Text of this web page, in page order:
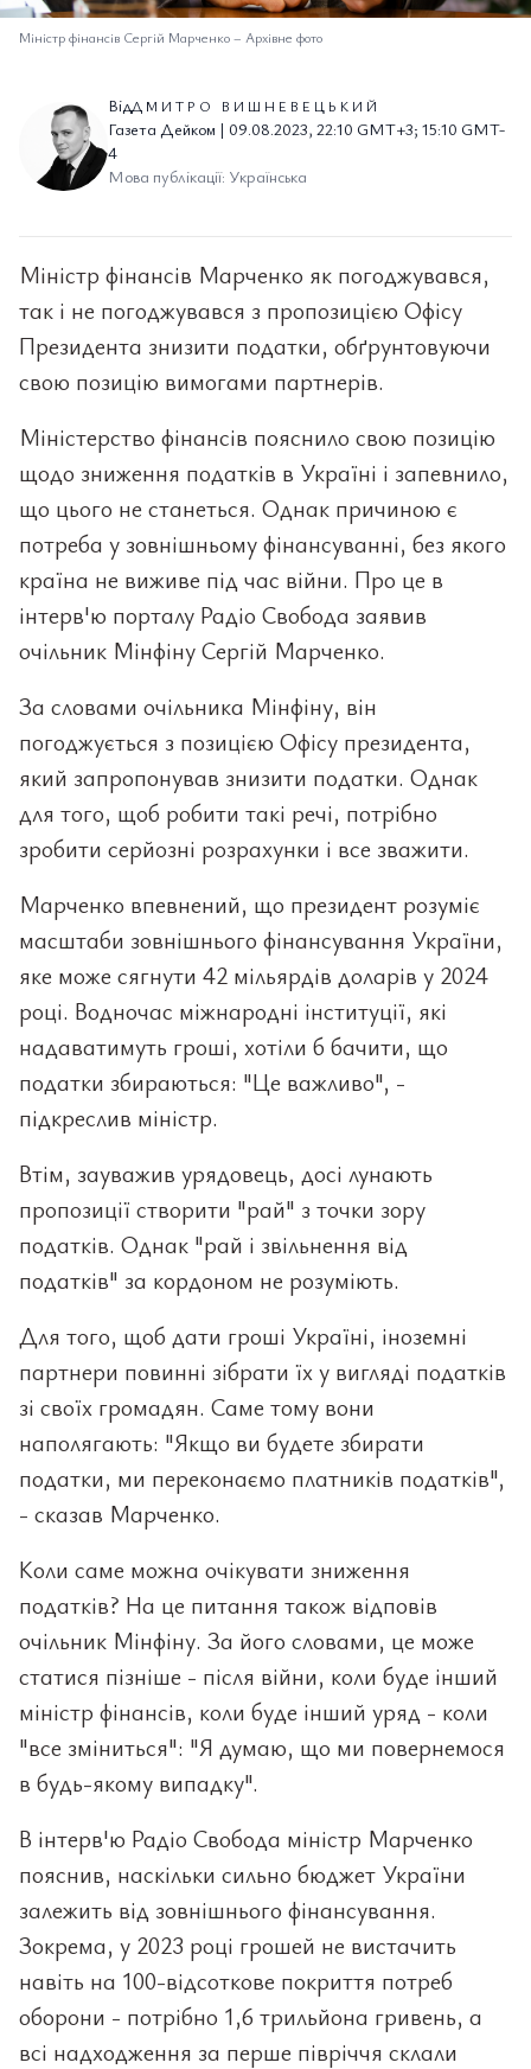
Міністр фінансів Сергій Марченко– Архівне фото
ВідДМИТРО ВИШНЕВЕЦЬКИЙ
Газета Дейком | 09.08.2023, 22:10 GMT+3; 15:10 GMT-
4
Мова публікації: Українська
Міністр фінансів Марченко як погоджувався,
так і не погоджувався з пропозицією Офісу
Президента знизити податки, обґрунтовуючи
свою позицію вимогами партнерів.
Міністерство фінансів пояснило свою позицію
щодо зниження податків в Україні і запевнило,
що цього не станеться. Однак причиною є
потреба у зовнішньому фінансуванні, без якого
країна не виживе під час війни. Про це в
інтерв'ю порталу Радіо Свобода заявив
очільник Мінфіну Сергій Марченко.
За словами очільника Мінфіну, він
погоджується з позицією Офісу президента,
який запропонував знизити податки. Однак
для того, щоб робити такі речі, потрібно
зробити серйозні розрахунки і все зважити.
Марченко впевнений, що президент розуміє
масштаби зовнішнього фінансування України,
яке може сягнути 42 мільярдів доларів у 2024
році. Водночас міжнародні інституції, які
надаватимуть гроші, хотіли б бачити, що
податки збираються: "Це важливо", -
підкреслив міністр.
Втім, зауважив урядовець, досі лунають
пропозиції створити "рай" з точки зору
податків. Однак "рай і звільнення від
податків" за кордоном не розуміють.
Для того, щоб дати гроші Україні, іноземні
партнери повинні зібрати їх у вигляді податків
зі своїх громадян. Саме тому вони
наполягають: "Якщо ви будете збирати
податки, ми переконаємо платників податків",
- сказав Марченко.
Коли саме можна очікувати зниження
податків? На це питання також відповів
очільник Мінфіну. За його словами, це може
статися пізніше - після війни, коли буде інший
міністр фінансів, коли буде інший уряд - коли
"все зміниться": "Я думаю, що ми повернемося
в будь-якому випадку".
В інтерв'ю Радіо Свобода міністр Марченко
пояснив, наскільки сильно бюджет України
залежить від зовнішнього фінансування.
Зокрема, у 2023 році грошей не вистачить
навіть на 100-відсоткове покриття потреб
оборони - потрібно 1,6 трильйона гривень, а
всі надходження за перше півріччя склали